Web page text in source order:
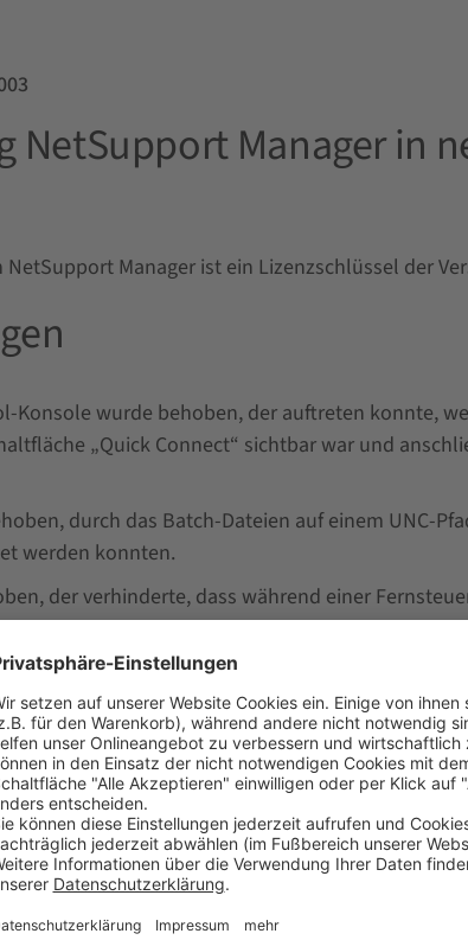
NetSupport Manager in
NetSupport Manager ist ein Lizenzschlüssel der
Konsole wurde behoben, der auftreten konnte,
„Quick Connect“ sichtbar war und
durch das Batch-Dateien auf einem UNC-
werden konnten.
der verhinderte, dass während einer
eingegeben werden konnten.
Version des NetSupport Manager Keyboard
wurde behoben, bei dem der NetSupport
vollständig starten konnte.
wurden aktualisiert.
wurden implementiert.
NetSupport können Sie in unserem
Manager bereits produktiv einsetzen,